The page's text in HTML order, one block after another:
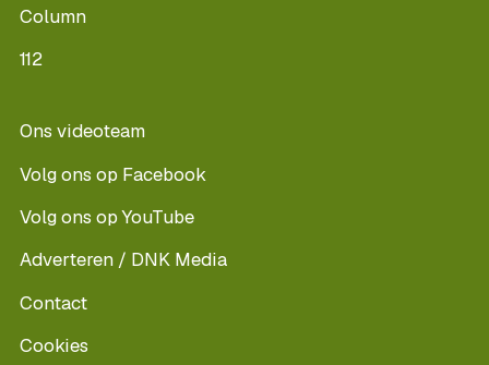
Column
112
Ons videoteam
Volg ons op Facebook
Volg ons op YouTube
Adverteren / DNK Media
Contact
Cookies